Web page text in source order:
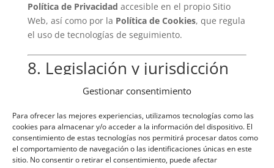
Gestionar consentimiento
Para ofrecer las mejores experiencias, utilizamos tecnologías como las
cookies para almacenar y/o acceder a la información del dispositivo. El
consentimiento de estas tecnologías nos permitirá procesar datos como
el comportamiento de navegación o las identificaciones únicas en este
sitio. No consentir o retirar el consentimiento, puede afectar
Política de Privacidad accesible en el propio Sitio
Web, así como por la Política de Cookies, que regula
el uso de tecnologías de seguimiento.
8. Legislación y jurisdicción
Este Aviso Legal se rige por la legislación española.
Titular se someten expresamente a los Juzgados y
Tribunales deAlicante.
[/col] [/row] [/section]
Categorías